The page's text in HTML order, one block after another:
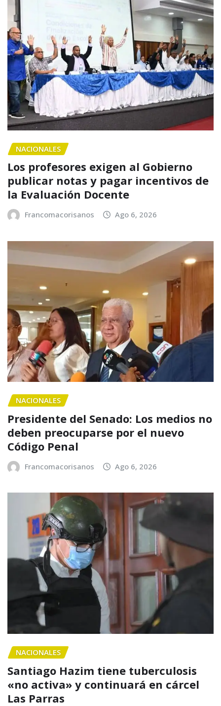
NACIONALES
Los profesores exigen al Gobierno
publicar notas y pagar incentivos de
la Evaluación Docente
Francomacorisanos Ago 6, 2026
NACIONALES
Presidente del Senado: Los medios no
deben preocuparse por el nuevo
Código Penal
Francomacorisanos Ago 6, 2026
NACIONALES
Santiago Hazim tiene tuberculosis
«no activa» y continuará en cárcel
Las Parras